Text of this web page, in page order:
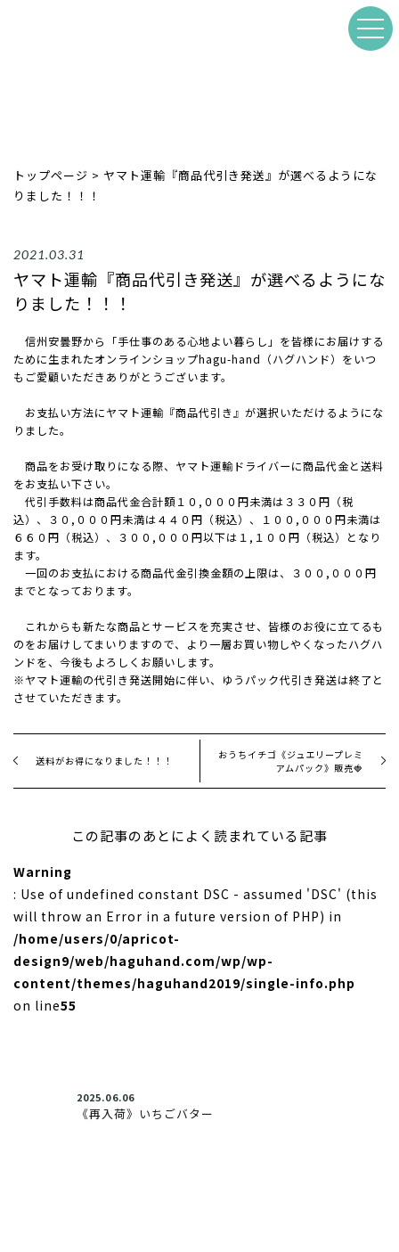
トップページ > ヤマト運輸『商品代引き発送』が選べるようにな
りました！！！
2021.03.31
ヤマト運輸『商品代引き発送』が選べるようにな
りました！！！
信州安曇野から「手仕事のある心地よい暮らし」を皆様にお届けする
ために生まれたオンラインショップhagu-hand（ハグハンド）をいつ
もご愛顧いただきありがとうございます。
お支払い方法にヤマト運輸『商品代引き』が選択いただけるようにな
りました。
商品をお受け取りになる際、ヤマト運輸ドライバーに商品代金と送料
をお支払い下さい。
代引手数料は商品代金合計額１０,０００円未満は３３０円（税
込）、３０,０００円未満は４４０円（税込）、１００,０００円未満は
６６０円（税込）、３００,０００円以下は１,１００円（税込）となり
ます。
一回のお支払における商品代金引換金額の上限は、３００,０００円
までとなっております。
これからも新たな商品とサービスを充実させ、皆様のお役に立てるも
のをお届けしてまいりますので、より一層お買い物しやくなったハグハ
ンドを、今後もよろしくお願いします。
※ヤマト運輸の代引き発送開始に伴い、ゆうパック代引き発送は終了と
させていただきます。
送料がお得になりました！！！
おうちイチゴ《ジュエリープレミ
アムパック》販売🍓
この記事のあとによく読まれている記事
Warning
: Use of undefined constant DSC - assumed 'DSC' (this
will throw an Error in a future version of PHP) in
/home/users/0/apricot-
design9/web/haguhand.com/wp/wp-
content/themes/haguhand2019/single-info.php
on line55
2025.06.06
《再入荷》いちごバター